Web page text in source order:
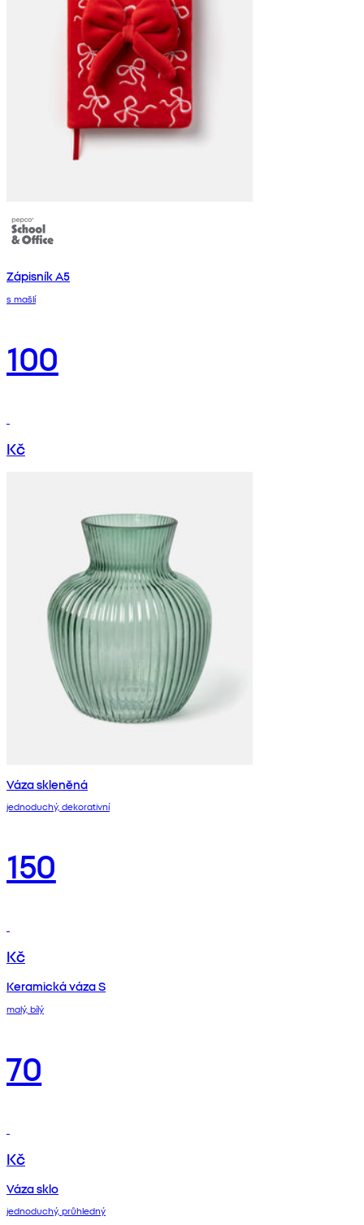
Zápisník A5
s mašlí
100
Kč
Váza skleněná
jednoduchý, dekorativní
150
Kč
Keramická váza S
malý, bílý
70
Kč
Váza sklo
jednoduchý, průhledný